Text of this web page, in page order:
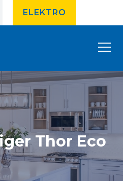
ELEKTRO
Thor Eco